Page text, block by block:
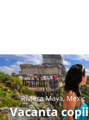
Riviera Maya, Mexic
Vacanta